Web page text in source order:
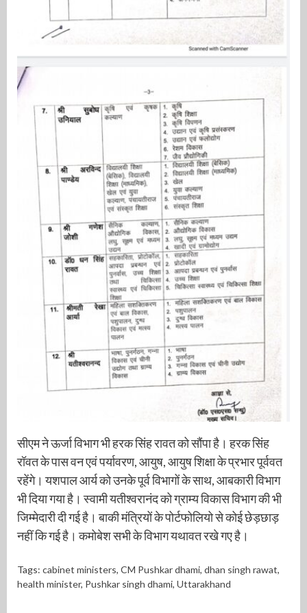
सीएम ने ऊर्जा विभाग भी हरक सिंह रावत को सौंपा है। हरक सिंह
रॉवत के पास वन एवं पर्यावरण, आयुष, आयुष शिक्षा के प्रभार पूर्ववत
रहेंगे। यशपाल आर्य को उनके पूर्व विभागों के साथ, आबकारी विभाग
भी दिया गया है। स्वामी यतीश्वरानंद को ग्राम्य विकास विभाग की भी
जिम्मेदारी दी गई है। बाकी मंत्रियों के पोर्टफोलियो से कोई छेड़छाड़
नहीं कि गई है। कमोबेश सभी के विभाग यथावत रखे गए है।
Tags: cabinet ministers, CM Pushkar dhami, dhan singh rawat,
health minister, Pushkar singh dhami, Uttarakhand